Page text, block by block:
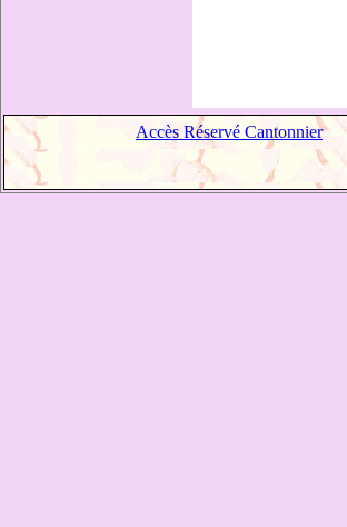
Accès Réservé Cantonnier